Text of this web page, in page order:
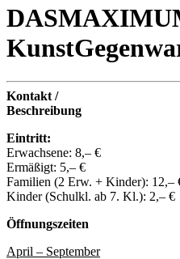
Kontakt /
Beschreibung
Eintritt:
Erwachsene: 8,– €
Ermäßigt: 5,– €
Familien (2 Erw. + Kinder): 12,–
Kinder (Schulkl. ab 7. Kl.): 2,– €
Öffnungszeiten
April – September